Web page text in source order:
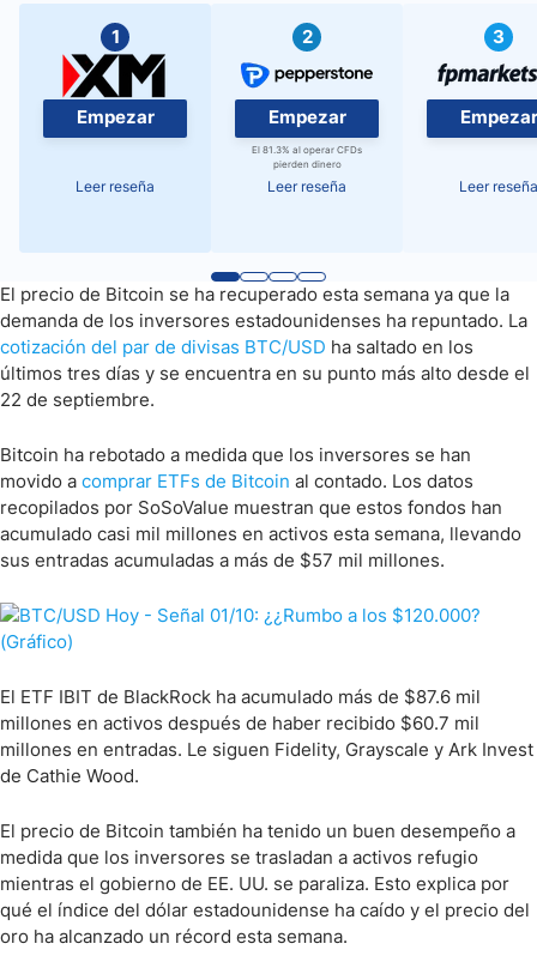
1
Empezar
Leer reseña
2
Empezar
El 81.3% al operar CFDs
pierden dinero
Leer reseña
3
Empezar
Leer reseña
El precio de Bitcoin se ha recuperado esta semana ya que la
demanda de los inversores estadounidenses ha repuntado. La
cotización del par de divisas BTC/USD ha saltado en los
últimos tres días y se encuentra en su punto más alto desde el
22 de septiembre.
Bitcoin ha rebotado a medida que los inversores se han
movido a comprar ETFs de Bitcoin al contado. Los datos
recopilados por SoSoValue muestran que estos fondos han
acumulado casi mil millones en activos esta semana, llevando
sus entradas acumuladas a más de $57 mil millones.
El ETF IBIT de BlackRock ha acumulado más de $87.6 mil
millones en activos después de haber recibido $60.7 mil
millones en entradas. Le siguen Fidelity, Grayscale y Ark Invest
de Cathie Wood.
El precio de Bitcoin también ha tenido un buen desempeño a
medida que los inversores se trasladan a activos refugio
mientras el gobierno de EE. UU. se paraliza. Esto explica por
qué el índice del dólar estadounidense ha caído y el precio del
oro ha alcanzado un récord esta semana.